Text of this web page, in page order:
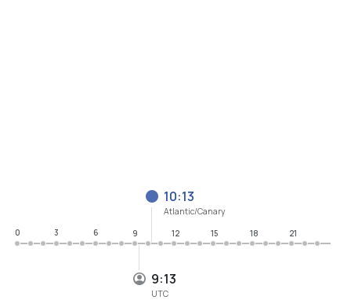
9:13
UTC
10:13
Atlantic/Canary
0
3 6 9 12 15 18 21